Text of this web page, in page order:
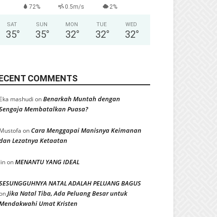
72% 0.5m/s 2%
SAT
35°
SUN
35°
MON
32°
TUE
32°
WED
32°
COMMENTS
mashudi onBenarkah Muntah dengan
Membatalkan Puasa?
onCara Menggapai Manisnya Keimanan
Lezatnya Ketaatan
onMENANTU YANG IDEAL
NATAL ADALAH PELUANG BAGUS
Jika Natal Tiba, Ada Peluang Besar untuk
Umat Kristen